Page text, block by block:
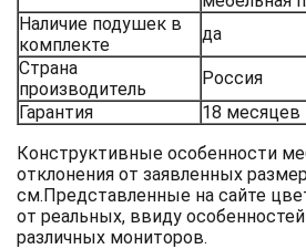
Наличие подушек в
комплекте
да
Страна
производитель
Россия
Гарантия
18 месяцев
Конструктивные особенности
отклонения от заявленных
см.Представленные на сайте
от реальных, ввиду
различных мониторов.